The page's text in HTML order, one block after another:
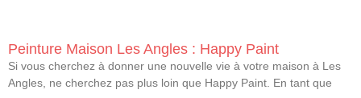
Peinture Maison Les Angles : Happy Paint
Si vous cherchez à donner une nouvelle vie à votre maison à Les
Angles, ne cherchez pas plus loin que Happy Paint. En tant que